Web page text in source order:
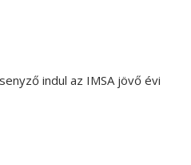
indul az IMSA jövő évi